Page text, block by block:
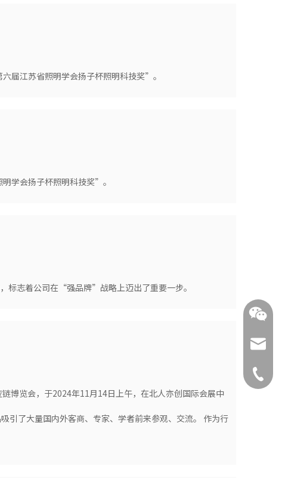
届江苏省照明学会扬子杯照明科技奖”。
学会扬子杯照明科技奖”。
标志着公司在“强品牌”战略上迈出了重要一步。
博览会，于2024年11月14日上午，在北人亦创国际会展中
引了大量国内外客商、专家、学者前来参观、交流。 作为行
+86-